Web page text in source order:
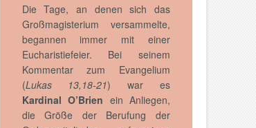
Die Tage, an denen sich das
Großmagisterium versammelte,
begannen immer mit einer
Eucharistiefeier. Bei seinem
Kommentar zum Evangelium
(Lukas 13,18-21) war es
Kardinal O’Brien ein Anliegen,
die Größe der Berufung der